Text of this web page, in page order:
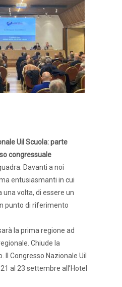
Uil Scuola: parte
congressuale
Davanti a noi
entusiasmanti in cui
volta, di essere un
punto di riferimento
la prima regione ad
Chiude la
Il Congresso Nazionale Uil
al 23 settembre all’Hotel